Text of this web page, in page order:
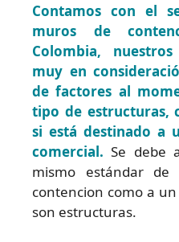
Contamos con el
muros de
Colombia,
muy en
de factores al
tipo de estructuras,
si está destinado a
comercial. Se debe
mismo estándar
contencion como a
son estructuras.